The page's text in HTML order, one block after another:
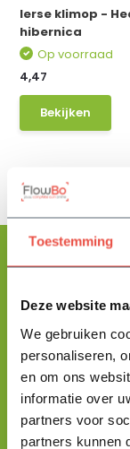
Toestemming
Deze website
We gebruiken
personaliseren,
en om ons
informatie over
partners voor
partners kunnen
Ierse klimop -
hibernica
Op voorraad
4,47
Bekijken
Stuur mij een
en vertel je alles